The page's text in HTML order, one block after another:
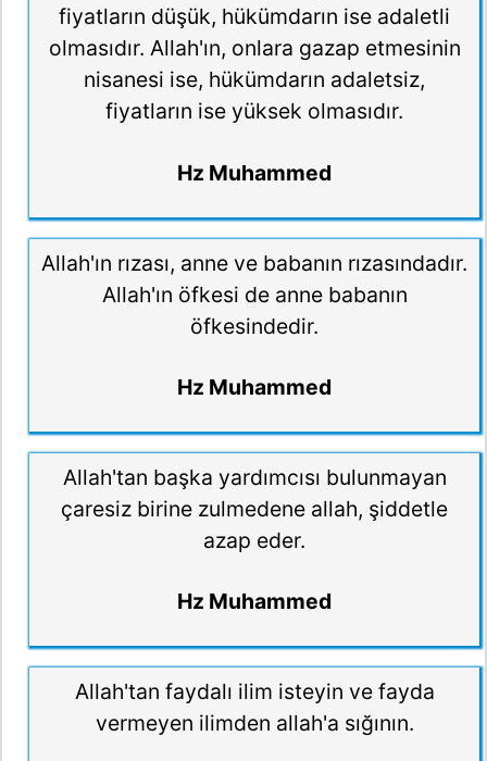
fiyatların düşük, hükümdarın ise adaletli
olmasıdır. Allah'ın, onlara gazap etmesinin
nisanesi ise, hükümdarın adaletsiz,
fiyatların ise yüksek olmasıdır.
Hz Muhammed
Allah'ın rızası, anne ve babanın rızasındadır.
Allah'ın öfkesi de anne babanın
öfkesindedir.
Hz Muhammed
Allah'tan başka yardımcısı bulunmayan
çaresiz birine zulmedene allah, şiddetle
azap eder.
Hz Muhammed
Allah'tan faydalı ilim isteyin ve fayda
vermeyen ilimden allah'a sığının.